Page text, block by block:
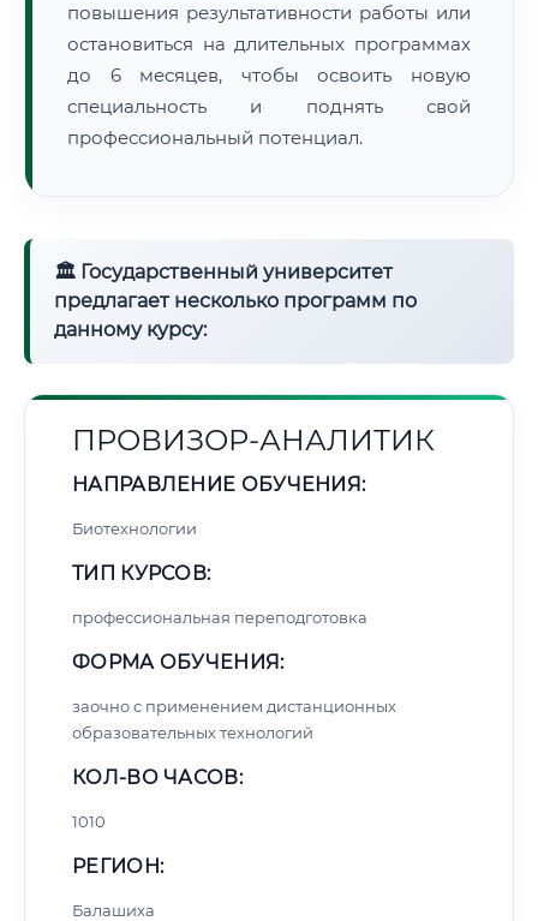
повышения результативности работы или
остановиться на длительных программах
до 6 месяцев, чтобы освоить новую
специальность и поднять свой
профессиональный потенциал.
🏛 Государственный университет
предлагает несколько программ по
данному курсу:
ПРОВИЗОР-АНАЛИТИК
НАПРАВЛЕНИЕ ОБУЧЕНИЯ:
Биотехнологии
ТИП КУРСОВ:
профессиональная переподготовка
ФОРМА ОБУЧЕНИЯ:
заочно с применением дистанционных
образовательных технологий
КОЛ-ВО ЧАСОВ:
1010
РЕГИОН:
Балашиха